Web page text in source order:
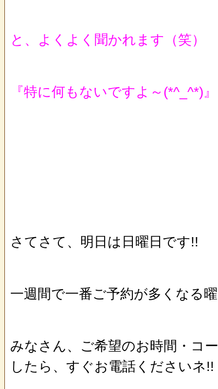
と、よくよく聞かれます（笑）
『特に何もないですよ～(*^_^*)』
さてさて、明日は日曜日です!!
一週間で一番ご予約が多くなる
みなさん、ご希望のお時間・コ
したら、すぐお電話くださいネ!!